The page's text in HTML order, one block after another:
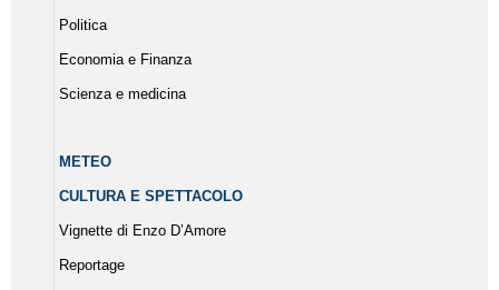
Politica
Economia e Finanza
Scienza e medicina
METEO
CULTURA E SPETTACOLO
Vignette di Enzo D’Amore
Reportage